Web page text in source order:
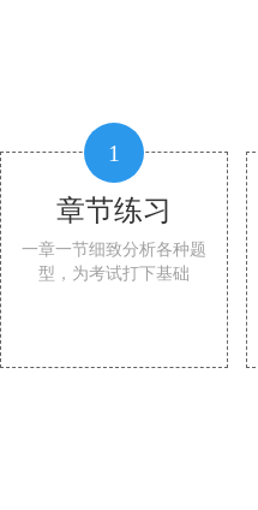
1
章节练习
一章一节细致分析各种题
型，为考试打下基础